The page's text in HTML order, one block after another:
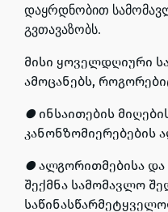
დაყრდნობით
გვთავაზობს.
მისი ყოველდღიური
ამოცანებს,
● ინსაითების
კანონზომიერებების
●ალგორითმებისა
შექმნა სამომავლო